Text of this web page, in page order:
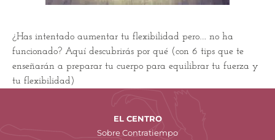
¿Has intentado aumentar tu flexibilidad pero…. no ha
funcionado? Aquí descubrirás por qué (con 6 tips que te
enseñarán a preparar tu cuerpo para equilibrar tu fuerza y
tu flexibilidad)
EL CENTRO
Sobre Contratiempo